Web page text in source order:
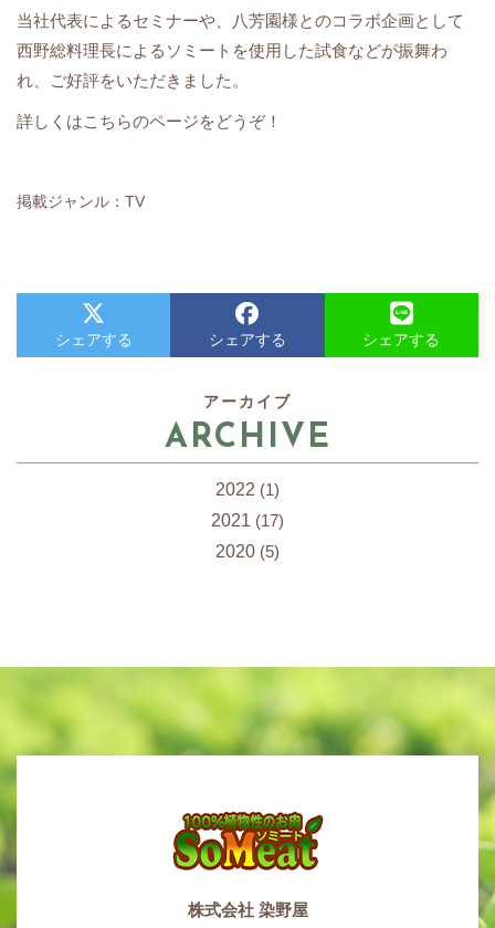
当社代表によるセミナーや、八芳園様とのコラボ企画として
西野総料理長によるソミートを使用した試食などが振舞わ
れ、ご好評をいただきました。
詳しくはこちらのページをどうぞ！
掲載ジャンル：TV
シェアする シェアする シェアする
アーカイブ
ARCHIVE
2022 (1)
2021 (17)
2020 (5)
株式会社 染野屋